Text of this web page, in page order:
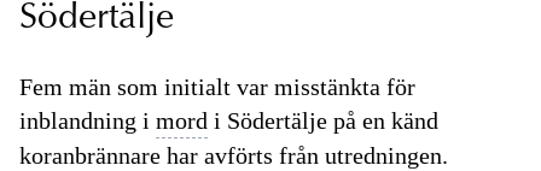
Södertälje
Fem män som initialt var misstänkta för
inblandning i mord i Södertälje på en känd
koranbrännare har avförts från utredningen.